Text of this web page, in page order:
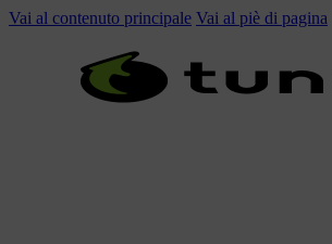
Vai al contenuto principale Vai al piè di pagina